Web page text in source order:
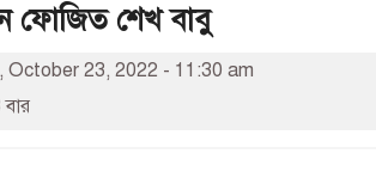
ফোজিত শেখ বাবু
23, 2022 - 11:30 am